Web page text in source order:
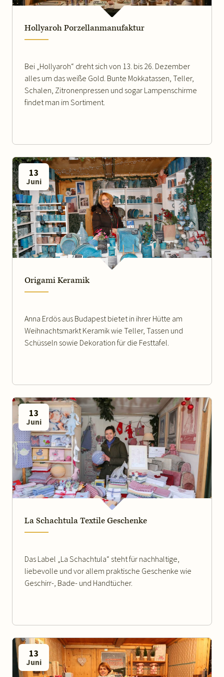
Hollyaroh Porzellanmanufaktur
Bei „Hollyaroh“ dreht sich von 13. bis 26. Dezember
alles um das weiße Gold. Bunte Mokkatassen, Teller,
Schalen, Zitronenpressen und sogar Lampenschirme
findet man im Sortiment.
WEITERLESEN
13
Juni
Origami Keramik
Anna Erdös aus Budapest bietet in ihrer Hütte am
Weihnachtsmarkt Keramik wie Teller, Tassen und
Schüsseln sowie Dekoration für die Festtafel.
WEITERLESEN
13
Juni
La Schachtula Textile Geschenke
Das Label „La Schachtula“ steht für nachhaltige,
liebevolle und vor allem praktische Geschenke wie
Geschirr-, Bade- und Handtücher.
13
Juni